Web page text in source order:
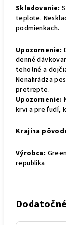
Skladovanie:
teplote.
podmienkach.
Upozornenie:
denné
tehotné a
Nenahrádza
pretrepte.
Upozornenie:
krvi a pre ľudí,
Krajina
Výrobca:
republika